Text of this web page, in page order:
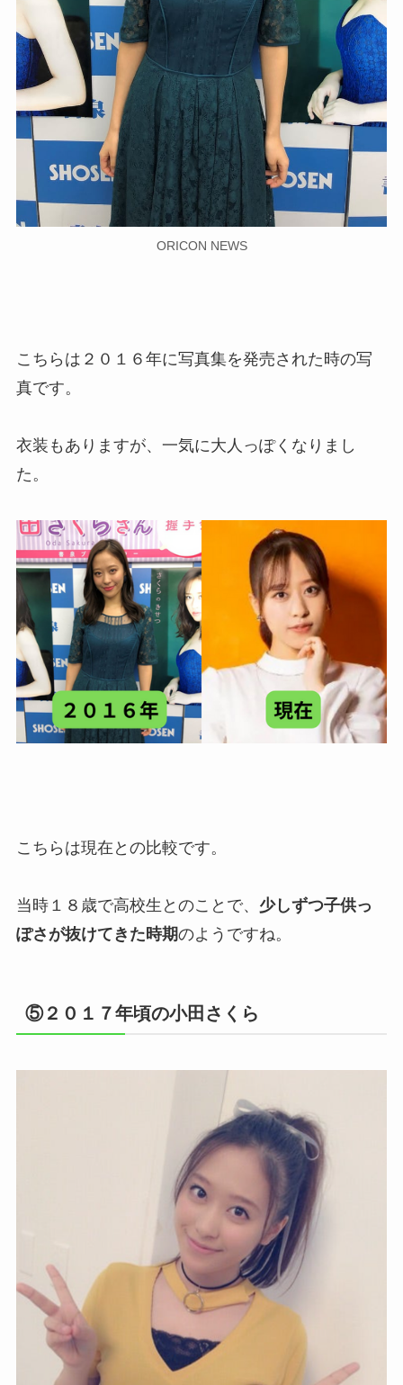
ORICON NEWS
こちらは２０１６年に写真集を発売された時の写
真です。
衣装もありますが、一気に大人っぽくなりまし
た。
こちらは現在との比較です。
当時１８歳で高校生とのことで、 少しずつ子供っ
ぽさが抜けてきた時期のようですね。
⑤２０１７年頃の小田さくら